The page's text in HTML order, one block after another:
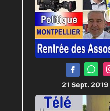
21 Sept. 2019